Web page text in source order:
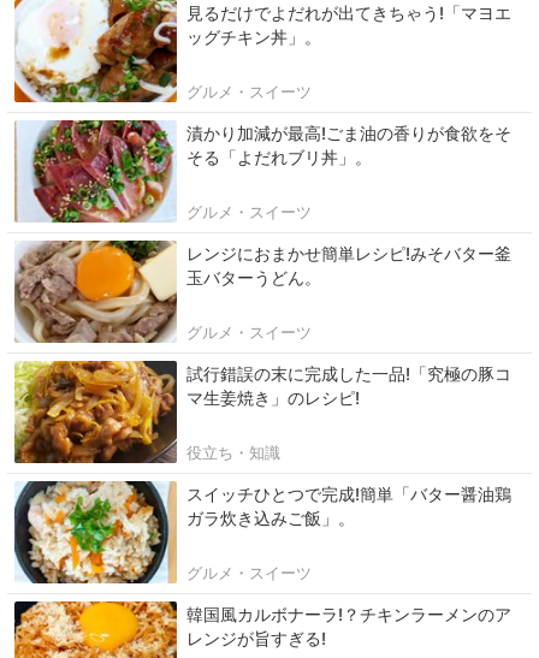
見るだけでよだれが出てきちゃう!「マヨエ
ッグチキン丼」。
グルメ・スイーツ
漬かり加減が最高!ごま油の香りが食欲をそ
そる「よだれブリ丼」。
グルメ・スイーツ
レンジにおまかせ簡単レシピ!みそバター釜
玉バターうどん。
グルメ・スイーツ
試行錯誤の末に完成した一品!「究極の豚コ
マ生姜焼き」のレシピ!
役立ち・知識
スイッチひとつで完成!簡単「バター醤油鶏
ガラ炊き込みご飯」。
グルメ・スイーツ
韓国風カルボナーラ!？チキンラーメンのア
レンジが旨すぎる!